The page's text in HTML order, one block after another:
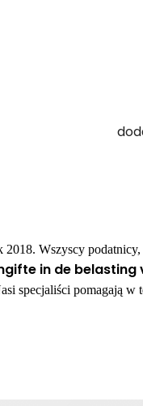
2018. Wszyscy
in de belasting
specjaliści pomagają w